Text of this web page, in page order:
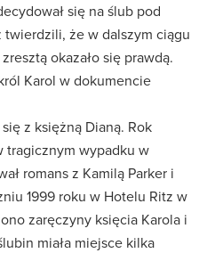
się na ślub pod
że w dalszym ciągu
okazało się prawdą.
Karol w dokumencie
z księżną Dianą. Rok
tragicznym wypadku w
romans z Kamilą Parker i
1999 roku w Hotelu Ritz w
zaręczyny księcia Karola i
miała miejsce kilka